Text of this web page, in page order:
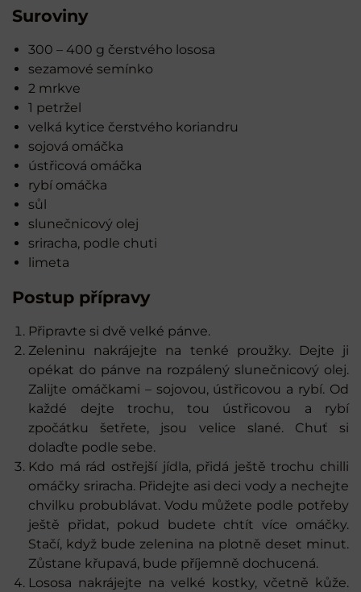
Suroviny
300 – 400 g čerstvého lososa
sezamové semínko
2 mrkve
1 petržel
velká kytice čerstvého koriandru
sojová omáčka
ústřicová omáčka
rybí omáčka
sůl
slunečnicový olej
sriracha, podle chuti
limeta
Postup přípravy
Připravte si dvě velké pánve.
Zeleninu nakrájejte na tenké proužky. Dejte ji
opékat do pánve na rozpálený slunečnicový olej.
Zalijte omáčkami – sojovou, ústřicovou a rybí. Od
každé dejte trochu, tou ústřicovou a rybí
zpočátku šetřete, jsou velice slané. Chuť si
dolaďte podle sebe.
Kdo má rád ostřejší jídla, přidá ještě trochu chilli
omáčky sriracha. Přidejte asi deci vody a nechejte
chvilku probublávat. Vodu můžete podle potřeby
ještě přidat, pokud budete chtít více omáčky.
Stačí, když bude zelenina na plotně deset minut.
Zůstane křupavá, bude příjemně dochucená.
Lososa nakrájejte na velké kostky, včetně kůže.